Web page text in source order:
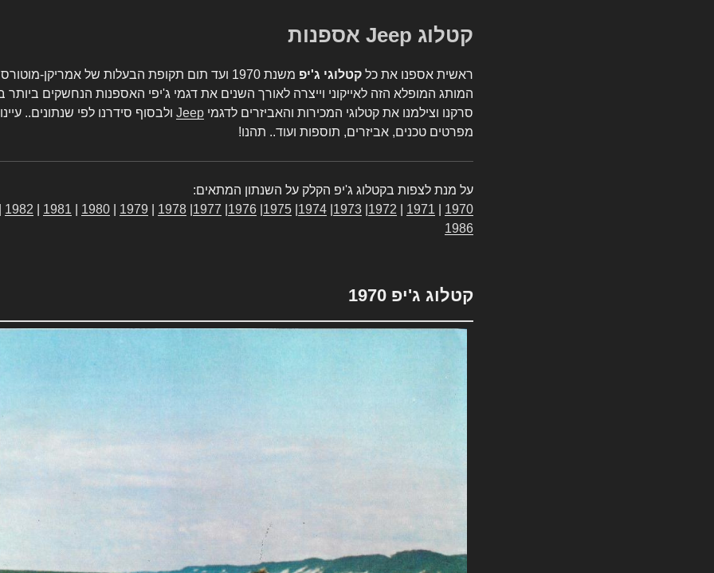
קטלוג Jeep אספנות
ראשית אספנו את כל קטלוגי ג'יפ
משנת 1970 ועד תום תקופת הבעלות של אמריקן-
המותג המופלא הזה לאייקוני וייצרה לאורך השנים את דגמי ג'יפי האספנות הנחשקים
סרקנו וצילמנו את קטלוגי המכירות והאביזרים לדגמי Jeep ולבסוף סידרנו לפי שנתונים..
מפרטים טכנים, אביזרים, תוספות ועוד.. תהנו!
על מנת לצפות בקטלוג ג'יפ הקלק על השנתון המתאים:
1970
1971
1972
1973
1974
1975
1976
1977
1978
1979
1980
1981
1982
1986
קטלוג ג'יפ 1970